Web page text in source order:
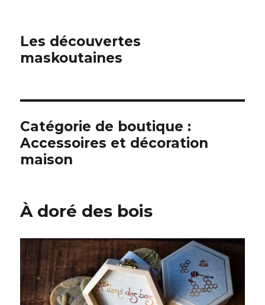
Les découvertes
maskoutaines
Catégorie de boutique :
Accessoires et décoration
maison
À doré des bois